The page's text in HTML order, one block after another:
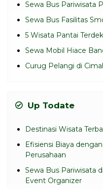
Sewa Bus Pariwisata
Sewa Bus Fasilitas
5 Wisata Pantai
Sewa Mobil Hiace
Curug Pelangi di
Up Todate
Destinasi Wisata
Efisiensi Biaya
Perusahaan
Sewa Bus Pariwisata
Event Organizer